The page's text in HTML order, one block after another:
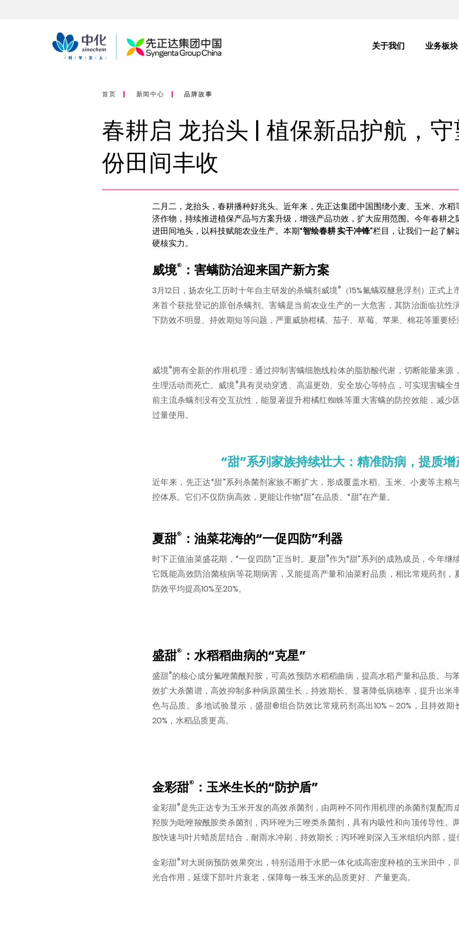
导
关于我们 业务板块
首页 新闻中心 品牌故事
春耕启 龙抬头 | 植保新品护航，
份田间丰收
二月二，龙抬头，春耕播种好兆头。近年来，先正达集团中国围绕小麦、玉米、水
济作物，持续推进植保产品与方案升级，增强产品功效，扩大应用范围。今年春耕之
进田间地头，以科技赋能农业生产。本期“智绘春耕 实干冲锋”栏目，让我们一起了
硬核实力。
威境® ：害螨防治迎来国产新方案
3月12日，扬农化工历时十年自主研发的杀螨剂威境®
（15%氟螨双醚悬浮剂）正式
来首个获批登记的原创杀螨剂。害螨是当前农业生产的一大危害，其防治面临抗性
下防效不明显、持效期短等问题，严重威胁柑橘、茄子、草莓、苹果、棉花等重要经
威境®拥有全新的作用机理：通过抑制害螨细胞线粒体的脂肪酸代谢，切断能量来源
生理活动而死亡。威境®具有灵动穿透、高温更劲、安全放心等特点，可实现害螨全
前主流杀螨剂没有交互抗性，能显著提升柑橘红蜘蛛等重大害螨的防控效能，减少
过量使用。
“甜”系列家族持续壮大：精准防病，提质增
近年来，先正达“甜”系列杀菌剂家族不断扩大，形成覆盖水稻、玉米、小麦等主粮
控体系。它们不仅防病高效，更能让作物“甜”在品质、“甜”在产量。
夏甜® ：油菜花海的“一促四防”利器
时下正值油菜盛花期，“一促四防”正当时。夏甜®作为“甜”系列的成熟成员，今年继
它既能高效防治菌核病等花期病害，又能提高产量和油菜籽品质，相比常规药剂
防效平均提高10%至20%。
盛甜® ：水稻稻曲病的“克星”
盛甜®的核心成分氟唑菌酰羟胺，可高效预防水稻稻曲病，提高水稻产量和品质。与
效扩大杀菌谱，高效抑制多种病原菌生长，持效期长、显著降低病穗率，提升出米
色与品质。多地试验显示，盛甜®组合防效比常规药剂高出10%～20%，且持效期
20%，水稻品质更高。
金彩甜® ：玉米生长的“防护盾”
金彩甜®是先正达专为玉米开发的高效杀菌剂，由两种不同作用机理的杀菌剂复配而
羟胺为吡唑羧酰胺类杀菌剂，丙环唑为三唑类杀菌剂，具有内吸性和向顶传导性。
胺快速与叶片蜡质层结合，耐雨水冲刷，持效期长；丙环唑则深入玉米组织内部，提
金彩甜®对大斑病预防效果突出，特别适用于水肥一体化或高密度种植的玉米田中，
光合作用，延缓下部叶片衰老，保障每一株玉米的品质更好、产量更高。